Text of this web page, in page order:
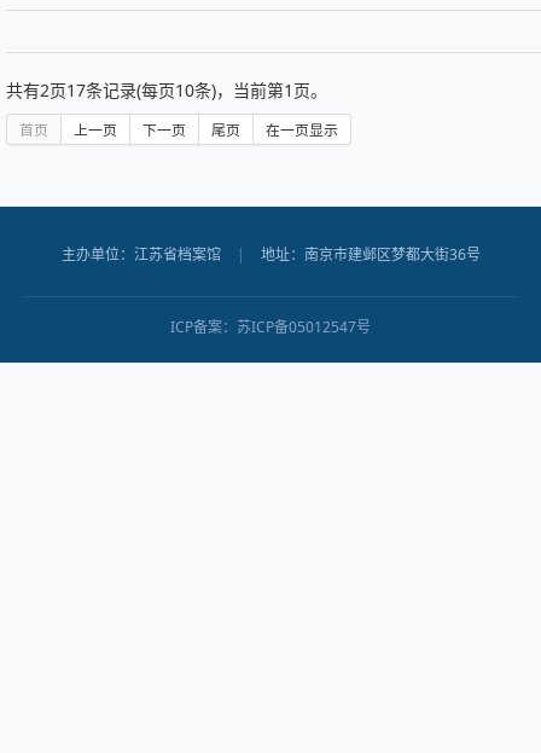
共有2页17条记录(每页10条)，当前第1 页。
首页 上一页 下一页 尾页 在一页显示
主办单位：江苏省档案馆 | 地址：南京市建邺区梦都大街36号
ICP备案： 苏ICP备05012547号